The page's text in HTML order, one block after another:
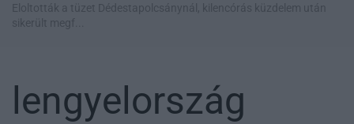
Eloltották a tüzet Dédestapolcsánynál, kilencórás küzdelem után
sikerült megf...
lengyelország